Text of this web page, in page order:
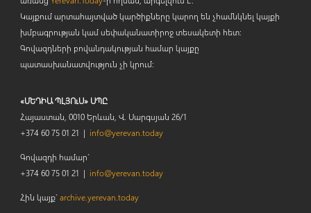
Կայքում արտահայտված կարծիքները կարող են չհամնկնել կայքի
խմբագրության կամ սեփականատիրոջ տեսակետի հետ:
Գովազդների բովանդակության համար կայքը
պատասխանատվություն չի կրում:
«ՄԵԴԻԱ ՊԼՅՈւՍ» ՍՊԸ
Հայաստան, 0010 Երևան, Վ. Սարգսյան 26/1
+374 60 75 01 21 | info@yerevan.today
Գովազդի համար`
+374 60 75 01 21 | info@yerevan.today
Հին կայք`archive.yerevan.today